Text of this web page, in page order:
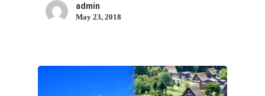
admin
May 23, 2018